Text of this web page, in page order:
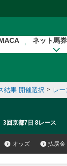
ネット馬
結果 開催選択 > レ
3回京都7日 8レース
オッズ 払戻金